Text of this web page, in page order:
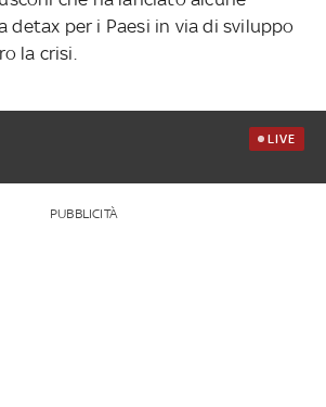
detax per i Paesi in via di sviluppo
la crisi.
LIVE
PUBBLICITÀ